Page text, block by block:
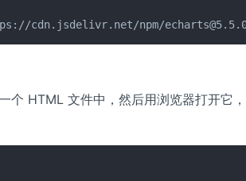
cdn.jsdelivr.net/npm/
个 HTML 文件中，然后用浏览器打开它